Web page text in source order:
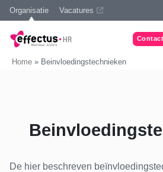
Organisatie Vacatures
Home » Beinvloedingstechnieken
De hier beschreven